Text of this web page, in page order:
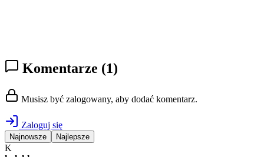
Komentarze (1)
Musisz być zalogowany, aby dodać komentarz.
Zaloguj się
Najnowsze Najlepsze
K